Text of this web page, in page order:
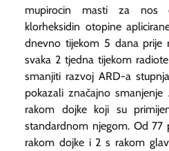
mupirocin masti za
klorheksidin otopine
dnevno tijekom 5 dana prije
svaka 2 tjedna tijekom
smanjiti razvoj ARD-a
pokazali značajno
rakom dojke koji su
standardnom njegom. Od 77
rakom dojke i 2 s rakom